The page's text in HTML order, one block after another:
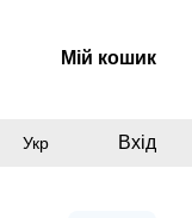
Мій кошик
Укр Вхід